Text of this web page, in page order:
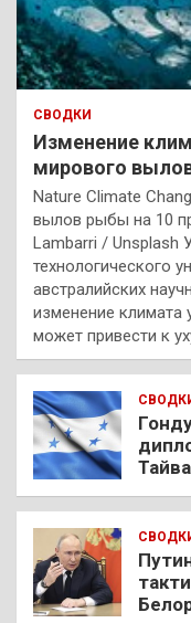
СВОДКИ
Изменение
мирового
Nature Climate
вылов рыбы на 10
Lambarri / Unsplash
технологического
австралийских
изменение климата
может привести к